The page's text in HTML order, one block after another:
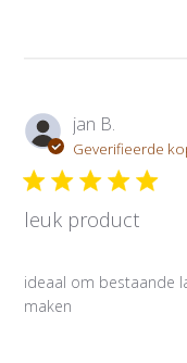
jan B.
Geverifieerde
leuk product
ideaal om bestaande
maken